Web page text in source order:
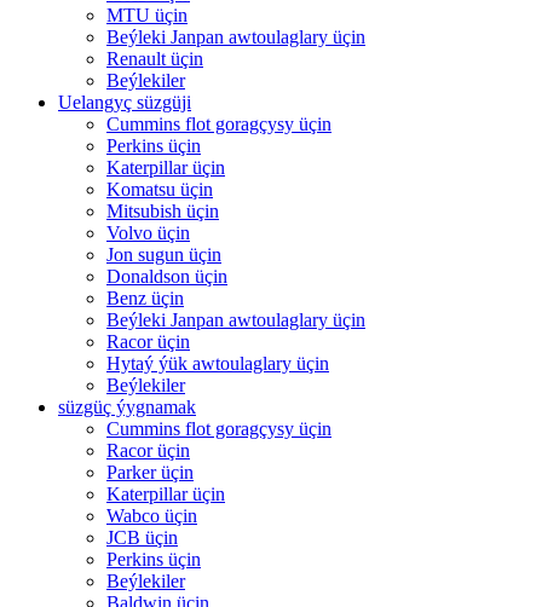
MTU üçin
Beýleki Janpan awtoulaglary üçin
Renault üçin
Beýlekiler
Uelangyç süzgüji
Cummins flot goragçysy üçin
Perkins üçin
Katerpillar üçin
Komatsu üçin
Mitsubish üçin
Volvo üçin
Jon sugun üçin
Donaldson üçin
Benz üçin
Beýleki Janpan awtoulaglary üçin
Racor üçin
Hytaý ýük awtoulaglary üçin
Beýlekiler
süzgüç ýygnamak
Cummins flot goragçysy üçin
Racor üçin
Parker üçin
Katerpillar üçin
Wabco üçin
JCB üçin
Perkins üçin
Beýlekiler
Baldwin üçin